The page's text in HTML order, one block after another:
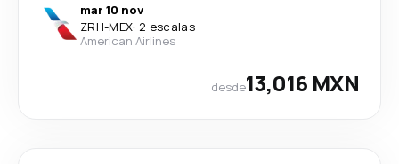
mar 10 nov
ZRH-MEX· 2 escalas
American Airlines
desde13,016 MXN